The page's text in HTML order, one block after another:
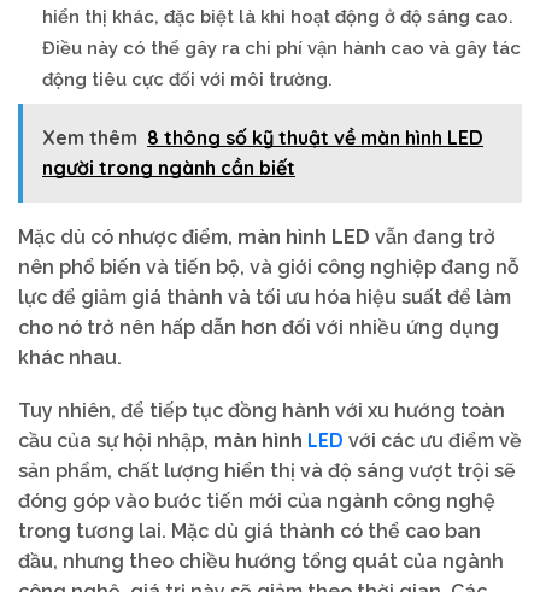
hiển thị khác, đặc biệt là khi hoạt động ở độ sáng cao.
Điều này có thể gây ra chi phí vận hành cao và gây tác
động tiêu cực đối với môi trường.
Xem thêm 8 thông số kỹ thuật về màn hình LED
người trong ngành cần biết
Mặc dù có nhược điểm, màn hình LED vẫn đang trở
nên phổ biến và tiến bộ, và giới công nghiệp đang nỗ
lực để giảm giá thành và tối ưu hóa hiệu suất để làm
cho nó trở nên hấp dẫn hơn đối với nhiều ứng dụng
khác nhau.
Tuy nhiên, để tiếp tục đồng hành với xu hướng toàn
cầu của sự hội nhập, màn hình LED với các ưu điểm về
sản phẩm, chất lượng hiển thị và độ sáng vượt trội sẽ
đóng góp vào bước tiến mới của ngành công nghệ
trong tương lai. Mặc dù giá thành có thể cao ban
đầu, nhưng theo chiều hướng tổng quát của ngành